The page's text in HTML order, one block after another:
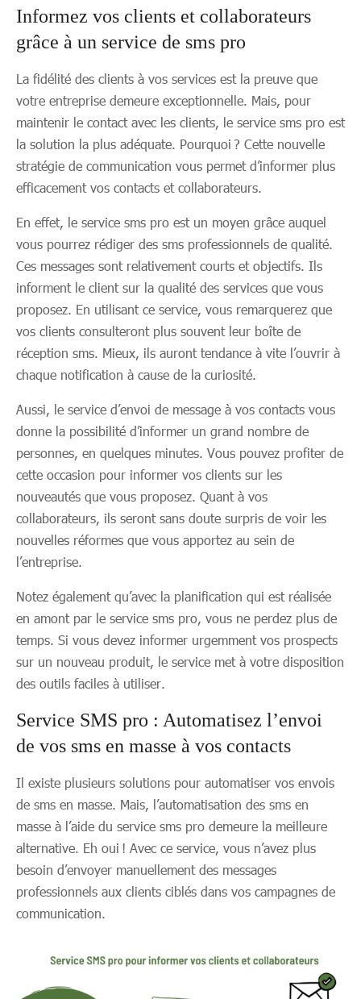
Informez vos clients et collaborateurs
grâce à un service de sms pro
La fidélité des clients à vos services est la preuve que
votre entreprise demeure exceptionnelle. Mais, pour
maintenir le contact avec les clients, le service sms pro est
la solution la plus adéquate. Pourquoi ? Cette nouvelle
stratégie de communication vous permet d’informer plus
efficacement vos contacts et collaborateurs.
En effet, le service sms pro est un moyen grâce auquel
vous pourrez rédiger des sms professionnels de qualité.
Ces messages sont relativement courts et objectifs. Ils
informent le client sur la qualité des services que vous
proposez. En utilisant ce service, vous remarquerez que
vos clients consulteront plus souvent leur boîte de
réception sms. Mieux, ils auront tendance à vite l’ouvrir à
chaque notification à cause de la curiosité.
Aussi, le service d’envoi de message à vos contacts vous
donne la possibilité d’informer un grand nombre de
personnes, en quelques minutes. Vous pouvez profiter de
cette occasion pour informer vos clients sur les
nouveautés que vous proposez. Quant à vos
collaborateurs, ils seront sans doute surpris de voir les
nouvelles réformes que vous apportez au sein de
l’entreprise.
Notez également qu’avec la planification qui est réalisée
en amont par le service sms pro, vous ne perdez plus de
temps. Si vous devez informer urgemment vos prospects
sur un nouveau produit, le service met à votre disposition
des outils faciles à utiliser.
Service SMS pro : Automatisez l’envoi
de vos sms en masse à vos contacts
Il existe plusieurs solutions pour automatiser vos envois
de sms en masse. Mais, l’automatisation des sms en
masse à l’aide du service sms pro demeure la meilleure
alternative. Eh oui ! Avec ce service, vous n’avez plus
besoin d’envoyer manuellement des messages
professionnels aux clients ciblés dans vos campagnes de
communication.